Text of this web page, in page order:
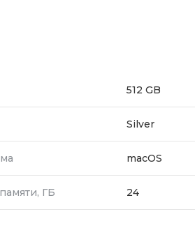
512 GB
Silver
macOS
ГБ 24